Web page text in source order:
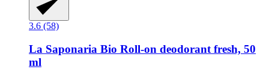
3.6 (58)
La Saponaria Bio Roll-​on deodorant fresh, 50
ml